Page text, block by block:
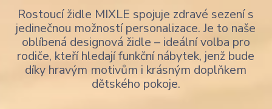
Rostoucí židle MIXLE spojuje zdravé sezení s
jedinečnou možností personalizace. Je to naše
oblíbená designová židle – ideální volba pro
rodiče, kteří hledají funkční nábytek, jenž bude
díky hravým motivům i krásným doplňkem
dětského pokoje.